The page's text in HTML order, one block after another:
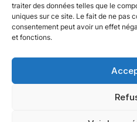
traiter des données telles que le
uniques sur ce site. Le fait de ne pas
consentement peut avoir un effet
et fonctions.
Nos agences
Nos autres marques
Nos réseaux